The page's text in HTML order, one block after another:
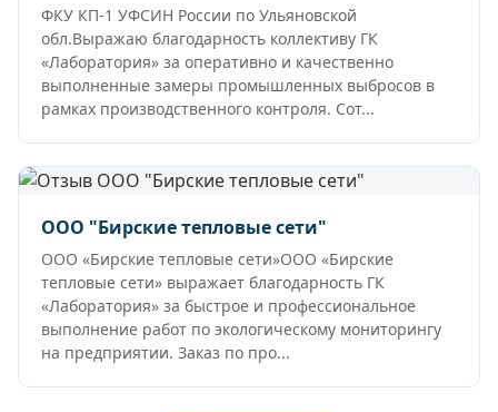
ФКУ КП-1 УФСИН России по Ульяновской
обл.Выражаю благодарность коллективу ГК
«Лаборатория» за оперативно и качественно
выполненные замеры промышленных выбросов в
рамках производственного контроля. Сот...
ООО "Бирские тепловые сети"
ООО «Бирские тепловые сети»ООО «Бирские
тепловые сети» выражает благодарность ГК
«Лаборатория» за быстрое и профессиональное
выполнение работ по экологическому мониторингу
на предприятии. Заказ по про...